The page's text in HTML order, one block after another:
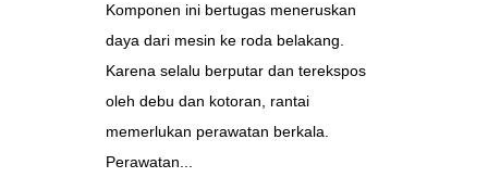
Komponen ini bertugas meneruskan
daya dari mesin ke roda belakang.
Karena selalu berputar dan terekspos
oleh debu dan kotoran, rantai
memerlukan perawatan berkala.
Perawatan...